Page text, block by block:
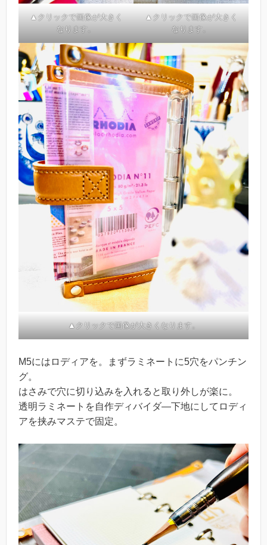
▲クリックで画像が大きく
なります。
▲クリックで画像が大きく
なります。
▲クリックで画像が大きくなります。
M5にはロディアを。まずラミネートに5穴をパンチン
グ。
はさみで穴に切り込みを入れると取り外しが楽に。
透明ラミネートを自作ディバイダ―下地にしてロディ
アを挟みマステで固定。